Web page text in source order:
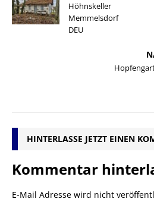
Höhnskeller
Memmelsdorf
DEU
HINTERLASSE JETZT EINEN
Kommentar
E-Mail Adresse wird nicht